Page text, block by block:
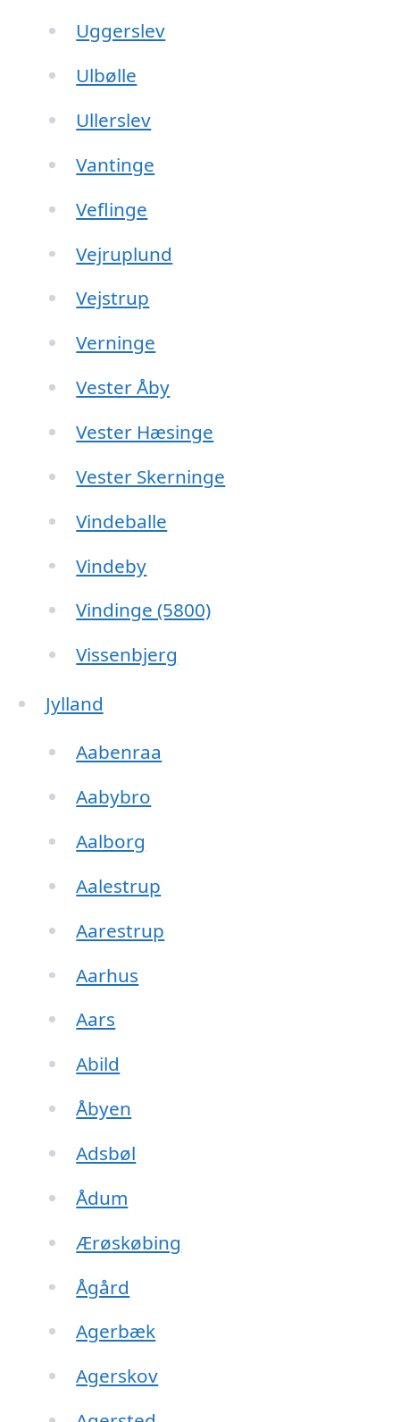
Uggerslev
Ulbølle
Ullerslev
Vantinge
Veflinge
Vejruplund
Vejstrup
Verninge
Vester Åby
Vester Hæsinge
Vester Skerninge
Vindeballe
Vindeby
Vindinge (5800)
Vissenbjerg
Jylland
Aabenraa
Aabybro
Aalborg
Aalestrup
Aarestrup
Aarhus
Aars
Abild
Åbyen
Adsbøl
Ådum
Ærøskøbing
Ågård
Agerbæk
Agerskov